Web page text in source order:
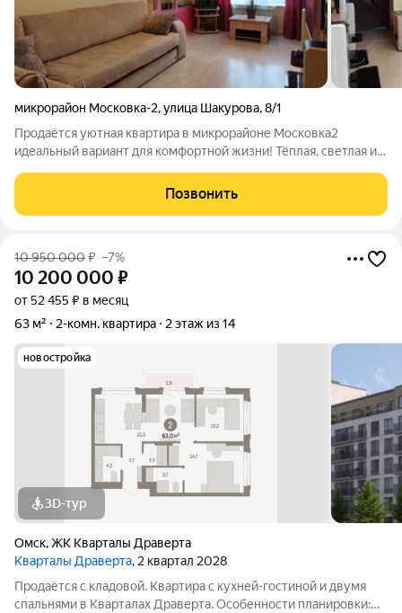
микрорайон Московка-2,улица Шакурова,8/1
Продаётся уютная квартира в микрорайоне Московка2
идеальный вариант для комфортной жизни! Тёплая, светлая и
забудете о городской суете. Локация продумана до мелочей:
рядом остановки «Школа
Позвонить
10 950 000₽ –7%
10 200 000 ₽
от 52 455 ₽ в месяц
63 м²
2-комн. квартира 2 этаж из 14
новостройка
3D-тур
Омск,ЖК Кварталы Драверта
Кварталы Драверта, 2 квартал 2028
Продаётся с кладовой. Квартира с кухней-гостиной и двумя
спальнями в Кварталах Драверта. Особенности планировки: